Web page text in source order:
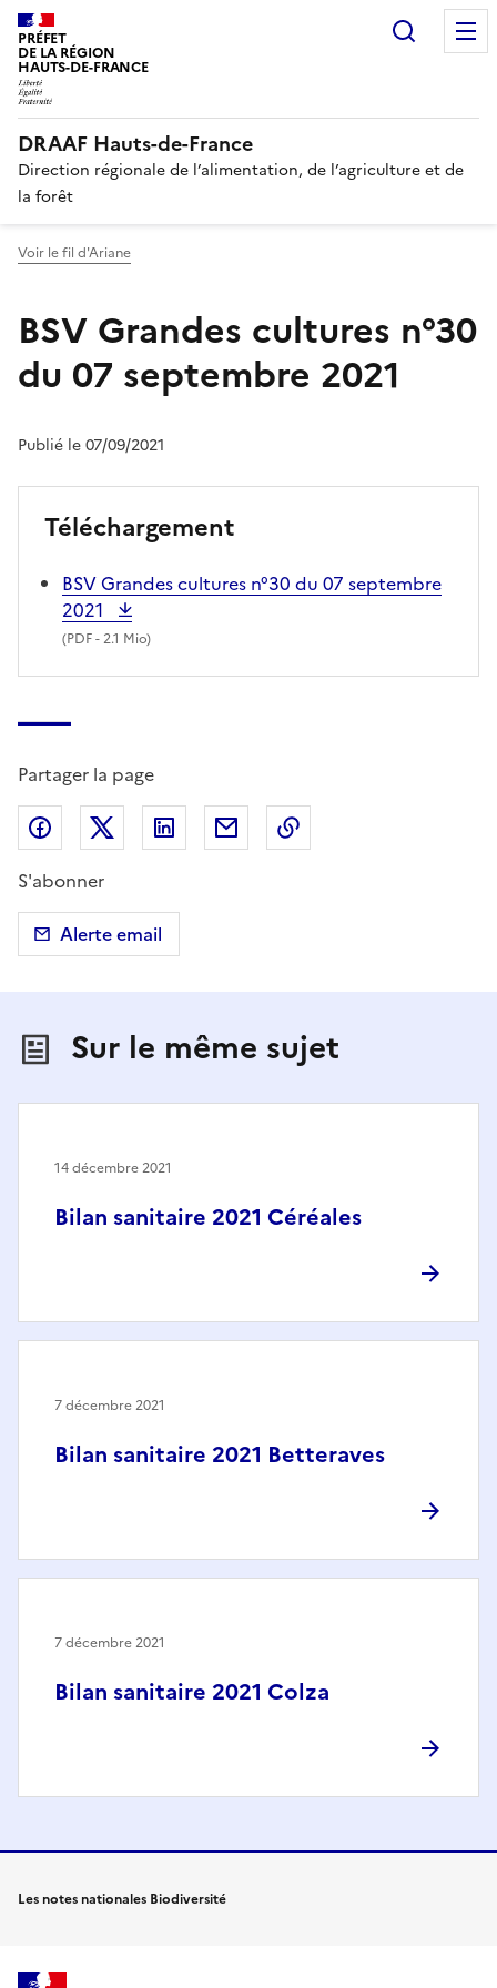
PRÉFET
DE LA RÉGION
HAUTS-DE-FRANCE
DRAAF Hauts-de-France
Direction régionale de l’alimentation, de l’agriculture et de
la forêt
Voir le fil d'Ariane
BSV Grandes cultures n°30
du 07 septembre 2021
Publié le 07/09/2021
Téléchargement
BSV Grandes cultures n°30 du 07 septembre
2021
(PDF- 2.1 Mio)
Partager la page
Partager sur Facebook
Partager sur X (anciennement Twitter)
Partager sur LinkedIn
Partager par email
S'abonner
Alerte email
Sur le même sujet
Bilan sanitaire 2021 Céréales
14 décembre 2021
Bilan sanitaire 2021 Betteraves
7 décembre 2021
Bilan sanitaire 2021 Colza
7 décembre 2021
Les notes nationales Biodiversité